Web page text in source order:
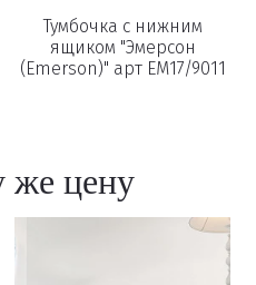
Тумбочка с нижним
ящиком "Эмерсон
(Emerson)" арт EM17/9011
же цену